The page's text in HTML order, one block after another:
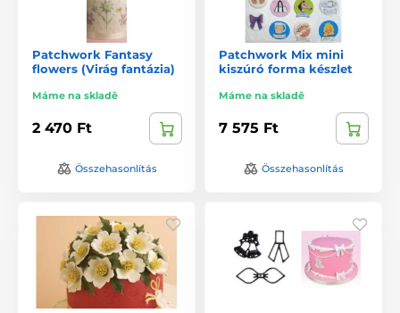
Patchwork Fantasy
flowers (Virág fantázia)
Máme na skladě
2 470 Ft
Összehasonlítás
Patchwork Mix mini
kiszúró forma készlet
Máme na skladě
7 575 Ft
Összehasonlítás